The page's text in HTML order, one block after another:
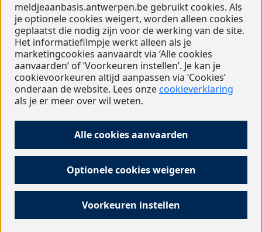
Vrije inschrijvingen
Vanaf 21 mei 2026 (vanaf 9 u.)
Volledige tijdslijn tonen
Kies minstens 5 scholen voor je kind
Meld je kind aan
meldjeaanbasis.antwerpen.be gebruikt cookies. Als
je optionele cookies weigert, worden alleen cookies
geplaatst die nodig zijn voor de werking van de site.
Het informatiefilmpje werkt alleen als je
marketingcookies aanvaardt via ‘Alle cookies
aanvaarden’ of ‘Voorkeuren instellen’. Je kan je
cookievoorkeuren altijd aanpassen via ‘Cookies’
onderaan de website. Lees onzecookieverklaring
als je er meer over wil weten.
Alle cookies aanvaarden
Optionele cookies weigeren
Voorkeuren instellen